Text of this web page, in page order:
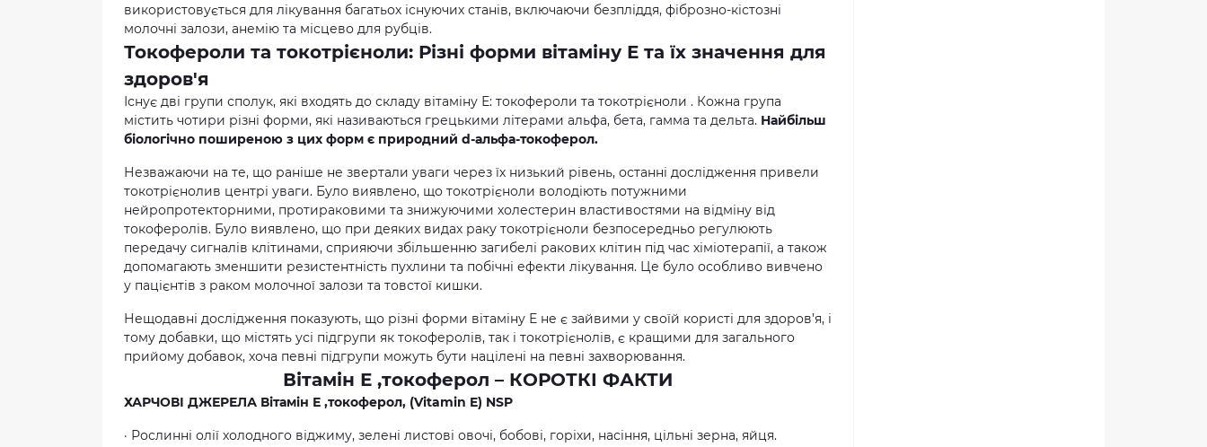
використовується для лікування багатьох існуючих станів, включаючи безпліддя, фіброзно-кістозні
молочні залози, анемію та місцево для рубців.
Токофероли та токотрієноли: Різні форми вітаміну Е та їх значення для
здоров'я
Існує дві групи сполук, які входять до складу вітаміну Е: токофероли та токотрієноли . Кожна група
містить чотири різні форми, які називаються грецькими літерами альфа, бета, гамма та дельта. Найбільш
біологічно поширеною з цих форм є природний d-альфа-токоферол.
Незважаючи на те, що раніше не звертали уваги через їх низький рівень, останні дослідження привели
токотрієнолив центрі уваги. Було виявлено, що токотрієноли володіють потужними
нейропротекторними, протираковими та знижуючими холестерин властивостями на відміну від
токоферолів. Було виявлено, що при деяких видах раку токотрієноли безпосередньо регулюють
передачу сигналів клітинами, сприяючи збільшенню загибелі ракових клітин під час хіміотерапії, а також
допомагають зменшити резистентність пухлини та побічні ефекти лікування. Це було особливо вивчено
у пацієнтів з раком молочної залози та товстої кишки.
Нещодавні дослідження показують, що різні форми вітаміну Е не є зайвими у своїй користі для здоров’я, і
тому добавки, що містять усі підгрупи як токоферолів, так і токотрієнолів, є кращими для загального
прийому добавок, хоча певні підгрупи можуть бути націлені на певні захворювання.
Вітамін Е ,токоферол – КОРОТКІ ФАКТИ
ХАРЧОВІ ДЖЕРЕЛА Вітамін Е ,токоферол, (Vitamin E) NSP
· Рослинні олії холодного віджиму, зелені листові овочі, бобові, горіхи, насіння, цільні зерна, яйця.